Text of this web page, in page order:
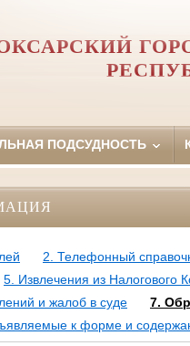
ПОДСУДНОСТЬ
2. Телефонный
5. Извлечения из Налогового
и жалоб в суде
7.
к форме и